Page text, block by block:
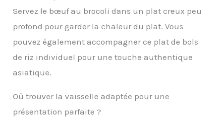
marque en magasin
ECO-CONSEIL 1 : utiliser
le Thermo-Signal
gaspiller de l'énergie
permettant de disposer
directement dans le bol
à râper attrayant.
couleurs et motifs
main.
de rouille, longévité
hygiénique】La
pas et est absolument
inoxydable. Un outil
tels que le citron ou la
Servez le bœuf au brocoli dans un plat creux peu
profond pour garder la chaleur du plat. Vous
pouvez également accompagner ce plat de bols
de riz individuel pour une touche authentique
asiatique.
Où trouver la vaisselle adaptée pour une
présentation parfaite ?